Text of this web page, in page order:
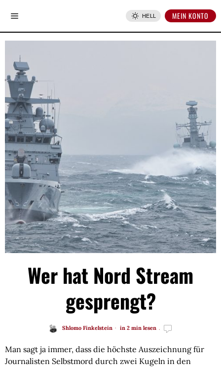
HELL MEIN KONTO
Wer hat Nord Stream
gesprengt?
Shlomo Finkelstein in 2 min lesen
Man sagt ja immer, dass die höchste Auszeichnung für
Journalisten Selbstmord durch zwei Kugeln in den